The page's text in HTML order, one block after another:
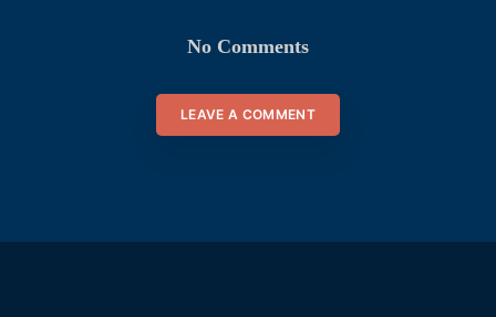
No Comments
LEAVE A COMMENT